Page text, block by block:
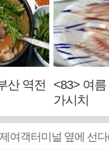
산 역전
<83> 여
가시치
여객터미널 옆에 선